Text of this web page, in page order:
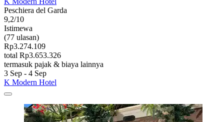
Peschiera del Garda
9,2/10
Istimewa
(77 ulasan)
Rp3.274.109
total Rp3.653.326
termasuk pajak & biaya lainnya
3 Sep - 4 Sep
K Modern Hotel